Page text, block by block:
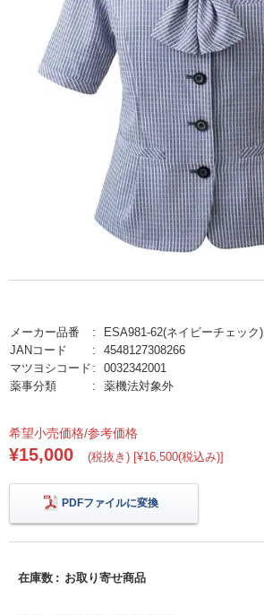
メーカー品番
ESA981-62(ネイビーチェック)
JANコード
4548127308266
マツヨシコード
0032342001
薬事分類
薬機法対象外
希望小売価格/参考価格
¥15,000 (税抜き) [¥16,500(税込み)]
PDFファイルに変換
在庫数 お取り寄せ商品